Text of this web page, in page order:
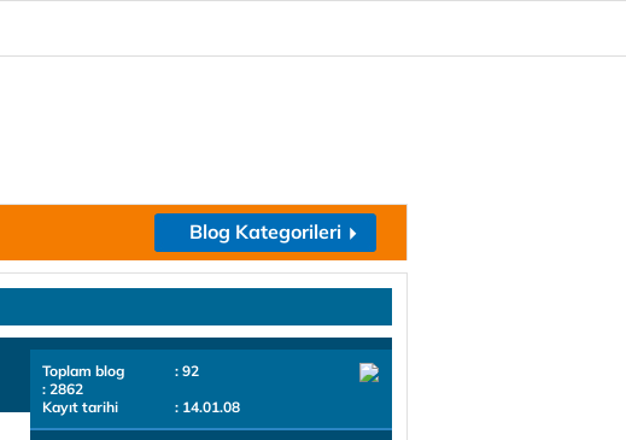
Blog Kategorileri
Toplam blog
: 92
: 2862
Kayıt tarihi
: 14.01.08